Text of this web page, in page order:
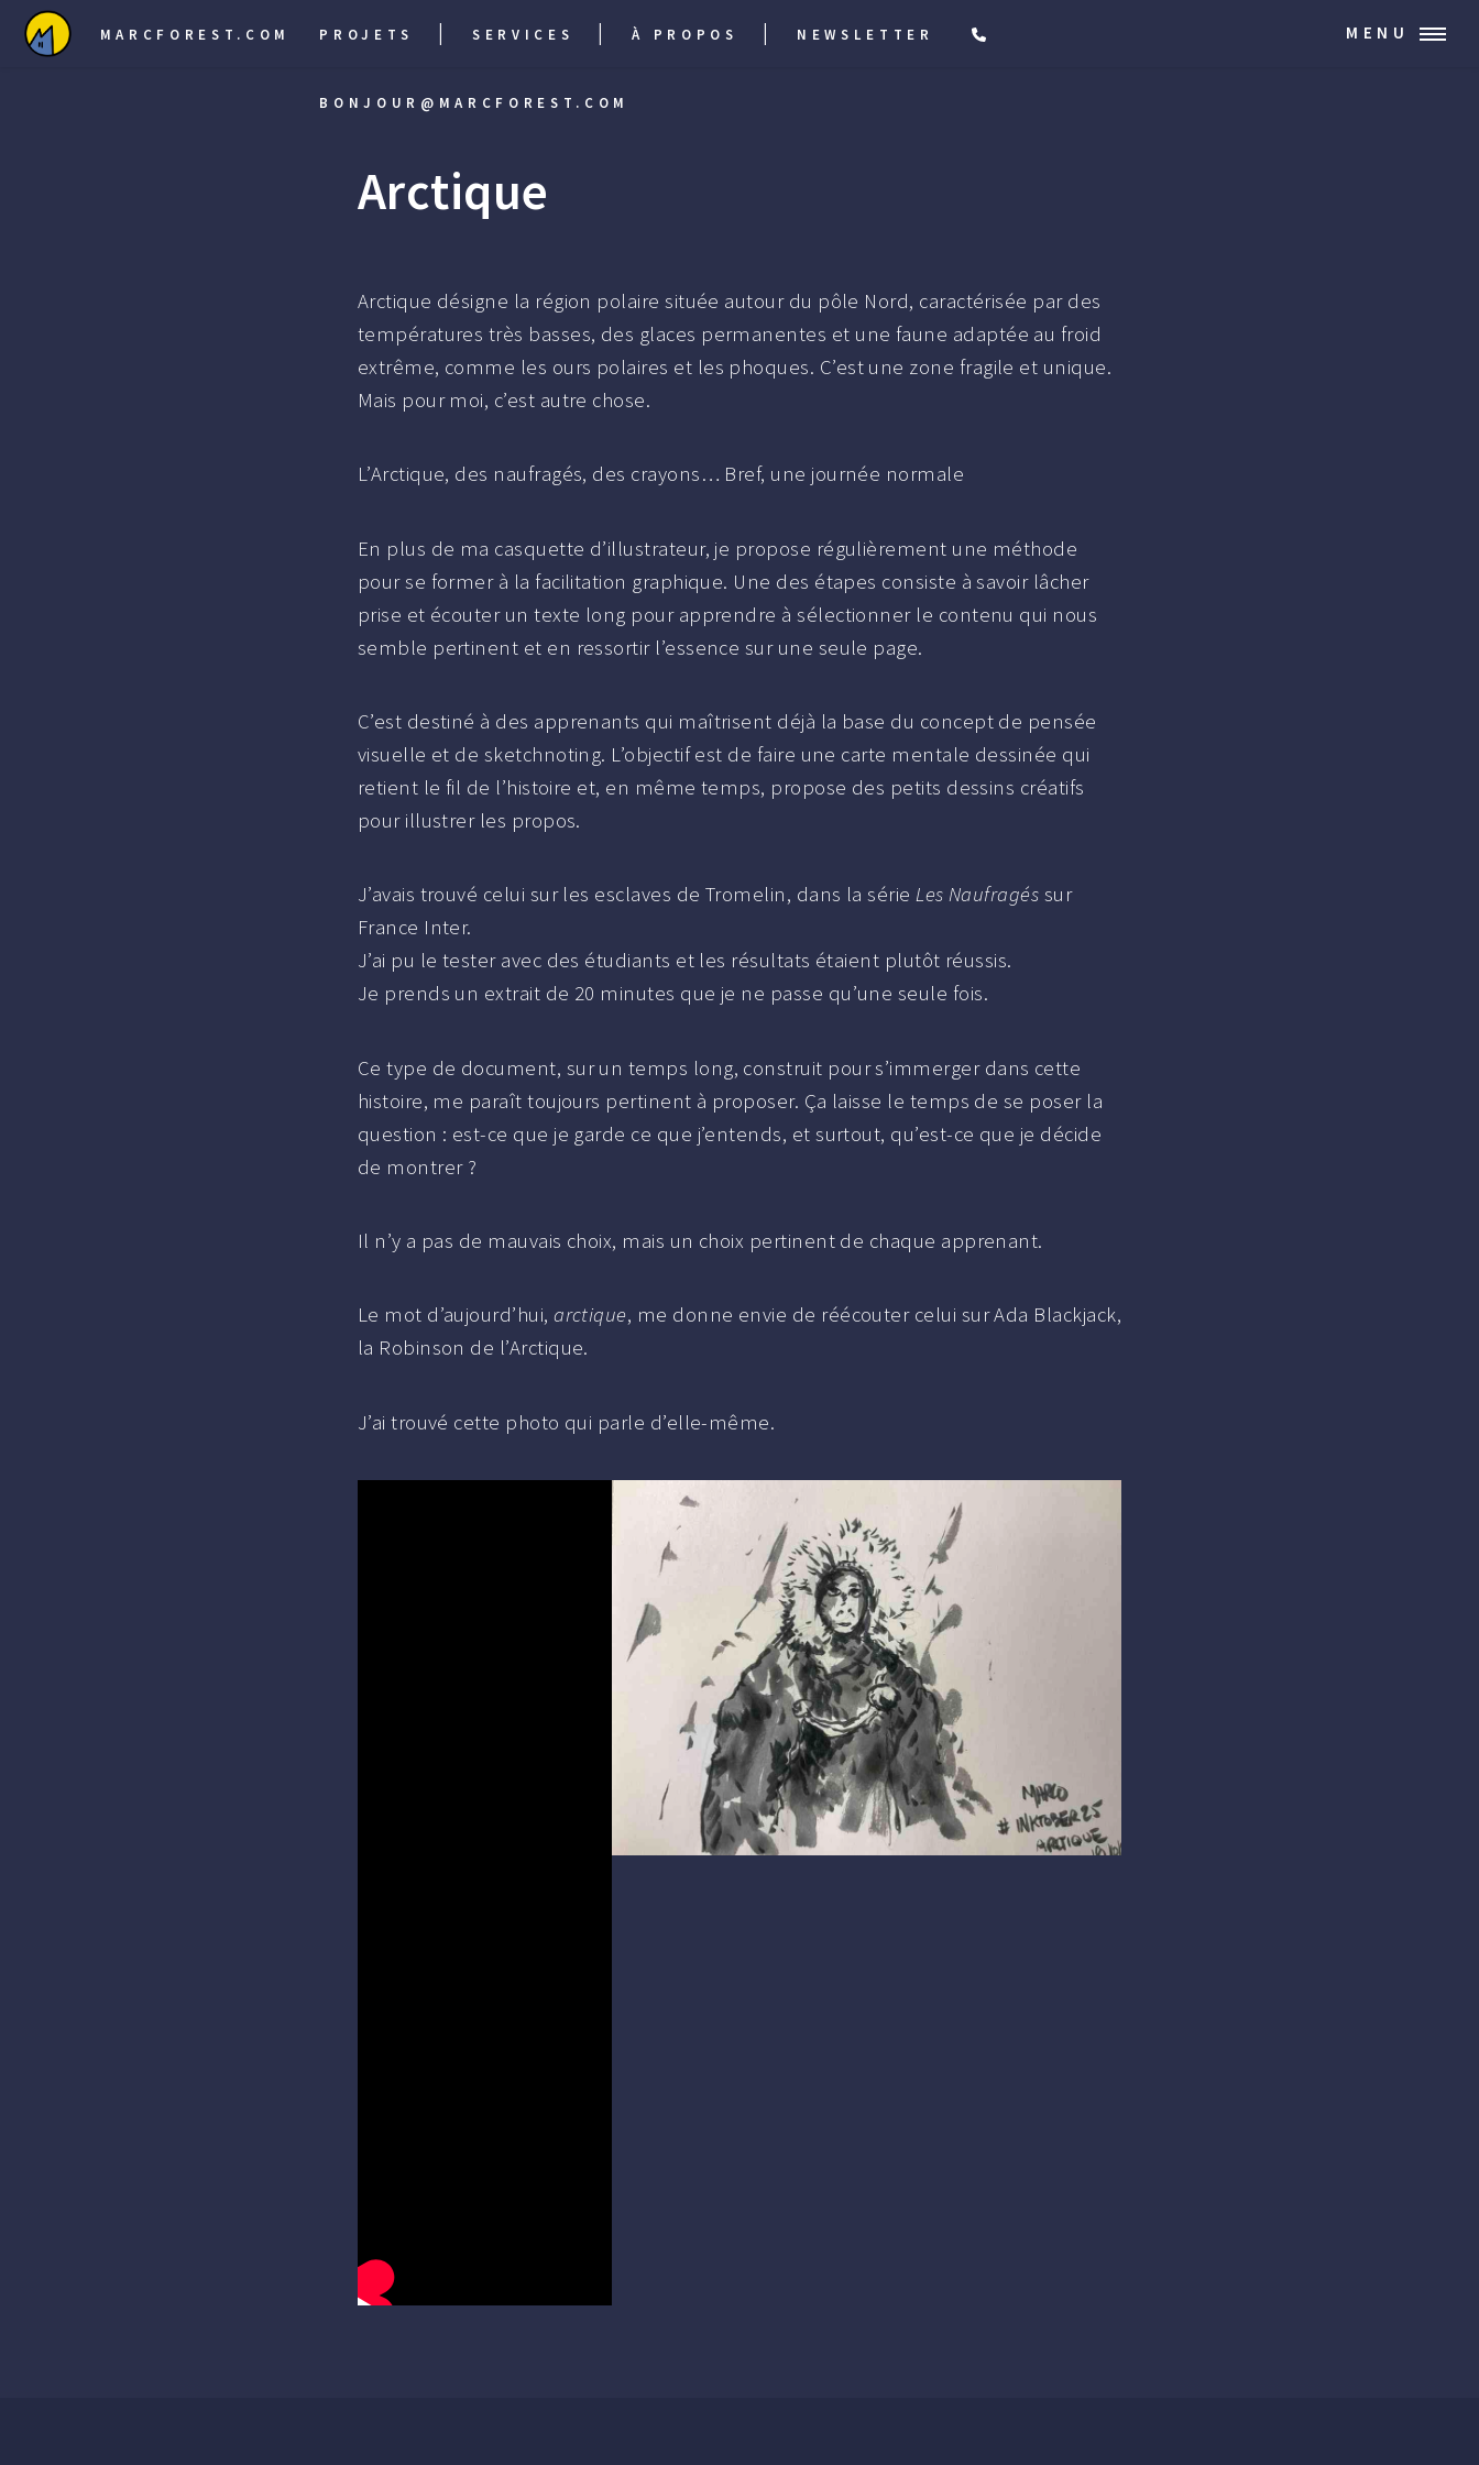
MARCFOREST.COM PROJETS SERVICES À PROPOS NEWSLETTER
BONJOUR@MARCFOREST.COM
MENU
Arctique
Arctique désigne la région polaire située autour du pôle Nord, caractérisée par des
températures très basses, des glaces permanentes et une faune adaptée au froid
extrême, comme les ours polaires et les phoques. C’est une zone fragile et unique.
Mais pour moi, c’est autre chose.
L’Arctique, des naufragés, des crayons… Bref, une journée normale
En plus de ma casquette d’illustrateur, je propose régulièrement une méthode
pour se former à la facilitation graphique. Une des étapes consiste à savoir lâcher
prise et écouter un texte long pour apprendre à sélectionner le contenu qui nous
semble pertinent et en ressortir l’essence sur une seule page.
C’est destiné à des apprenants qui maîtrisent déjà la base du concept de pensée
visuelle et de sketchnoting. L’objectif est de faire une carte mentale dessinée qui
retient le fil de l’histoire et, en même temps, propose des petits dessins créatifs
pour illustrer les propos.
J’avais trouvé celui sur les esclaves de Tromelin, dans la sérieLes Naufragés sur
France Inter.
J’ai pu le tester avec des étudiants et les résultats étaient plutôt réussis.
Je prends un extrait de 20 minutes que je ne passe qu’une seule fois.
Ce type de document, sur un temps long, construit pour s’immerger dans cette
histoire, me paraît toujours pertinent à proposer. Ça laisse le temps de se poser la
question : est-ce que je garde ce que j’entends, et surtout, qu’est-ce que je décide
de montrer ?
Il n’y a pas de mauvais choix, mais un choix pertinent de chaque apprenant.
Le mot d’aujourd’hui,arctique, me donne envie de réécouter celui sur Ada Blackjack,
la Robinson de l’Arctique.
J’ai trouvé cette photo qui parle d’elle-même.